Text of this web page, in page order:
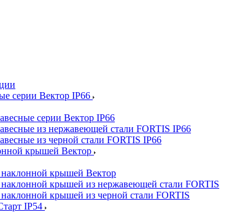
серии Вектор IP66
серии Вектор IP66
из нержавеющей стали FORTIS IP66
из черной стали FORTIS IP66
крышей Вектор
наклонной крышей Вектор
наклонной крышей из нержавеющей стали FORTIS
крышей из черной стали FORTIS
IP54